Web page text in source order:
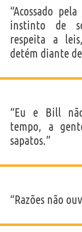
“Acossado
instinto de
respeita a
detém diante
“Eu e Bill
tempo, a
sapatos.”
“Razões não